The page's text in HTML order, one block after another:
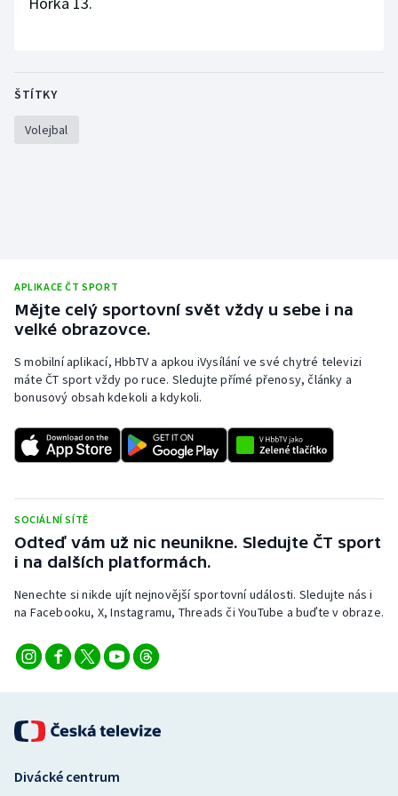
Stolní tenis
Veslování
Vodní slalom
ŠTÍTKY
Volejbal
APLIKACE ČT SPORT
Mějte celý sportovní svět vždy u sebe i na
velké obrazovce.
S mobilní aplikací, HbbTV a apkou iVysílání ve své chytré televizi
máte ČT sport vždy po ruce. Sledujte přímé přenosy, články a
bonusový obsah kdekoli a kdykoli.
SOCIÁLNÍ SÍTĚ
Odteď vám už nic neunikne. Sledujte ČT sport
i na dalších platformách.
Nenechte si nikde ujít nejnovější sportovní události. Sledujte nás i
na Facebooku, X, Instagramu, Threads či YouTube a buďte v obraze.
Divácké centrum